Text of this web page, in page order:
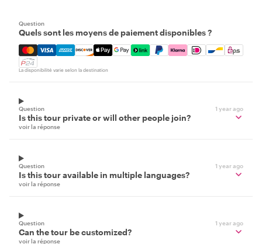
Question
Quels sont les moyens de paiement disponibles ?
Mastercard, Visa, Amex, Discover, Apple Pay, Google
La disponibilité varie selon la destination
Question 1 year ago
Is this tour private or will other people join?
voir la réponse
Question 1 year ago
Is this tour available in multiple languages?
voir la réponse
Question 1 year ago
Can the tour be customized?
voir la réponse